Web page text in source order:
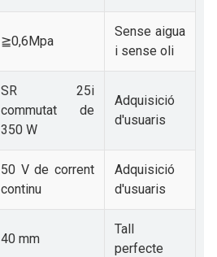
≧0,6Mpa
Sense aigua
i sense oli
SR 25i
commutat de
350 W
Adquisició
d'usuaris
50 V de corrent
continu
Adquisició
d'usuaris
40 mm
Tall
perfecte